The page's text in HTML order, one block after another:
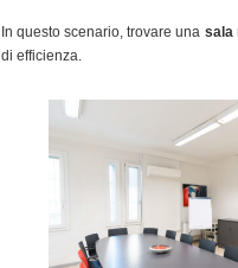
In questo scenario, trovare una sala
di efficienza.